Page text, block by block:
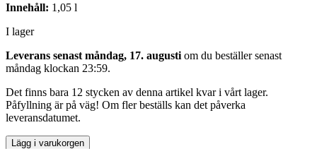
Innehåll: 1,05 l
I lager
Leverans senast måndag, 17. augusti om du beställer senast
måndag klockan 23:59.
Det finns bara 12 stycken av denna artikel kvar i vårt lager.
Påfyllning är på väg! Om fler beställs kan det påverka
leveransdatumet.
Lägg i varukorgen